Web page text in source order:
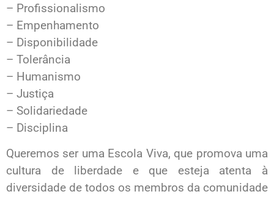
– Profissionalismo
– Empenhamento
– Disponibilidade
– Tolerância
– Humanismo
– Justiça
– Solidariedade
– Disciplina
Queremos ser uma Escola Viva, que promova uma
cultura de liberdade e que esteja atenta à
diversidade de todos os membros da comunidade